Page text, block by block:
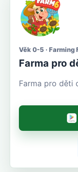
Věk 0-5 · Farming
Farma pro
Farma pro děti